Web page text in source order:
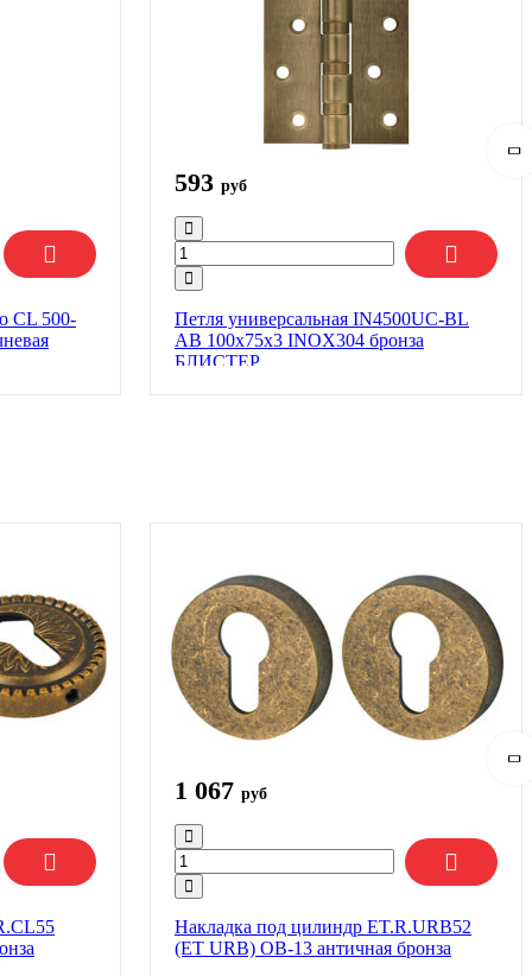
CL 500-
593 руб
Петля универсальная IN4500UC-BL
AB 100x75x3 INOX304 бронза
БЛИСТЕР
1 067 руб
Накладка под цилиндр ET.R.URB52
(ET URB) OB-13 античная бронза